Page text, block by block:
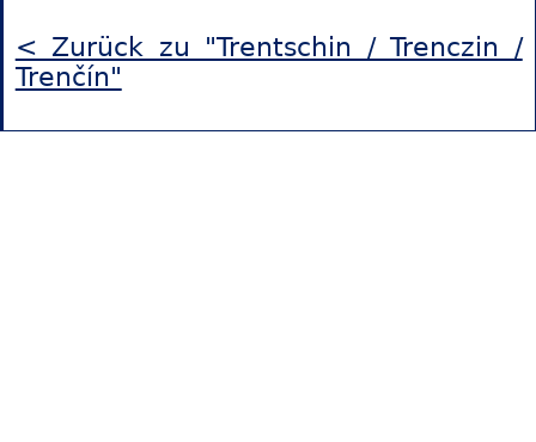
< Zurück zu "Trentschin / Trenczin /
Trenčín"